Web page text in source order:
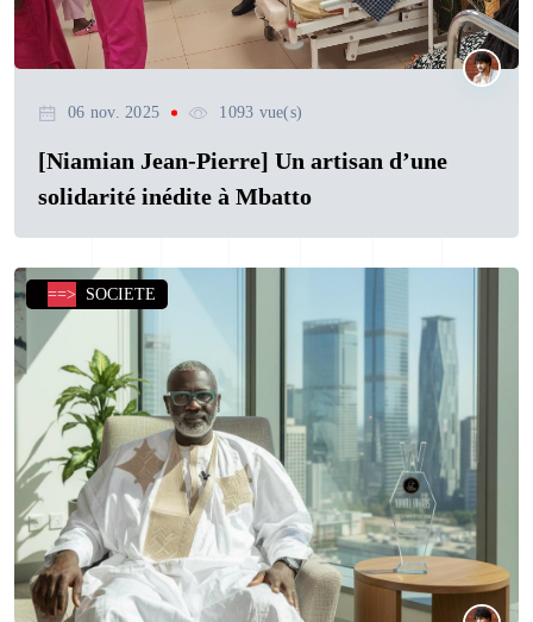
06 nov. 2025 1093 vue(s)
[Niamian Jean-Pierre] Un artisan d’une
solidarité inédite à Mbatto
==> SOCIETE